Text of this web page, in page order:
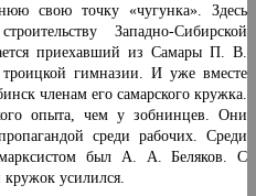
свою точку «чугунка». Здесь
Западно-Сибирской
приехавший из Самары П. В.
гимназии. И уже вместе
членам его са­марского кружка.
опы­та, чем у зобнинцев. Они
среди рабочих. Среди
был А. А. Беляков. С
усилился.